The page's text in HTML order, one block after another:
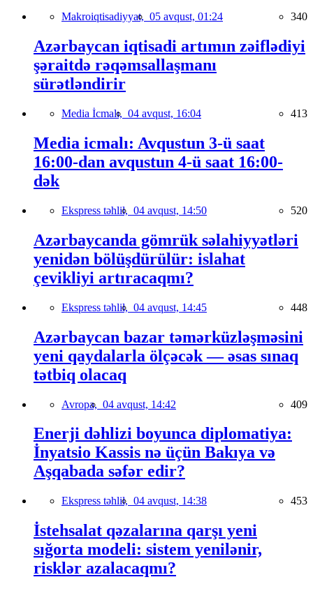
Makroiqtisadiyyat, 05 avqust, 01:24 340
Azərbaycan iqtisadi artımın zəiflədiyi
şəraitdə rəqəmsallaşmanı
sürətləndirir
Media İcmalı, 04 avqust, 16:04 413
Media icmalı: Avqustun 3-ü saat
16:00-dan avqustun 4-ü saat 16:00-
dək
Ekspress təhlil, 04 avqust, 14:50 520
Azərbaycanda gömrük səlahiyyətləri
yenidən bölüşdürülür: islahat
çevikliyi artıracaqmı?
Ekspress təhlil, 04 avqust, 14:45 448
Azərbaycan bazar təmərküzləşməsini
yeni qaydalarla ölçəcək — əsas sınaq
tətbiq olacaq
Avropa, 04 avqust, 14:42 409
Enerji dəhlizi boyunca diplomatiya:
İnyatsio Kassis nə üçün Bakıya və
Aşqabada səfər edir?
Ekspress təhlil, 04 avqust, 14:38 453
İstehsalat qəzalarına qarşı yeni
sığorta modeli: sistem yenilənir,
risklər azalacaqmı?